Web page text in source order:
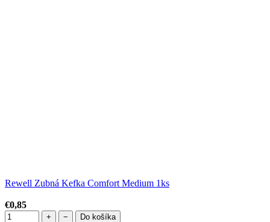
Rewell Zubná Kefka Comfort Medium 1ks
€0,85
+ − Do košíka